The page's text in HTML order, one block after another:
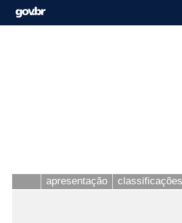
apresentação classificações